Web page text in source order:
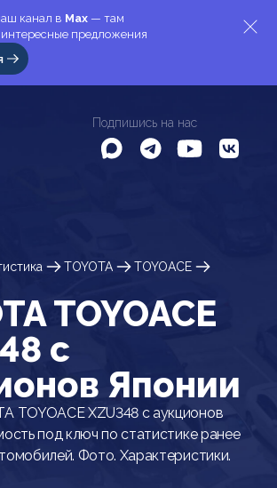
канал в Max — там
предложения
Подпишись на нас
TOYOTA
TOYOACE
TOYOACE
c
Японии
TOYOACE XZU348 с аукционов
под ключ по статистике ранее
Фото. Характеристики.